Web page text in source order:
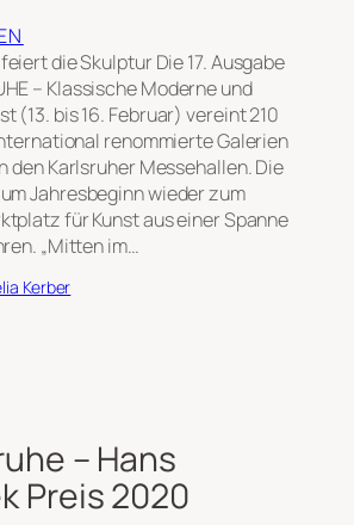
die Skulptur Die 17. Ausgabe
– Klassische Moderne und
(13. bis 16. Februar) vereint 210
renommierte Galerien
den Karlsruher Messehallen. Die
Jahresbeginn wieder zum
für Kunst aus einer Spanne
„Mitten im…
Kerber
– Hans
Preis 2020